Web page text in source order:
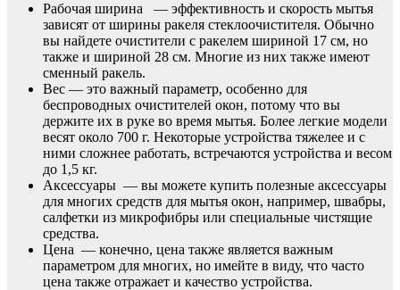
Рабочая ширина — эффективность и скорость мытья
зависят от ширины ракеля стеклоочистителя. Обычно
вы найдете очистители с ракелем шириной 17 см, но
также и шириной 28 см. Многие из них также имеют
сменный ракель.
Вес — это важный параметр, особенно для
беспроводных очистителей окон, потому что вы
держите их в руке во время мытья. Более легкие модели
весят около 700 г. Некоторые устройства тяжелее и с
ними сложнее работать, встречаются устройства и весом
до 1,5 кг.
Аксессуары — вы можете купить полезные аксессуары
для многих средств для мытья окон, например, швабры,
салфетки из микрофибры или специальные чистящие
средства.
Цена — конечно, цена также является важным
параметром для многих, но имейте в виду, что часто
цена также отражает и качество устройства.